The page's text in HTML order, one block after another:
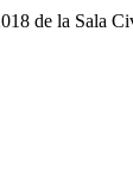
de la Sala